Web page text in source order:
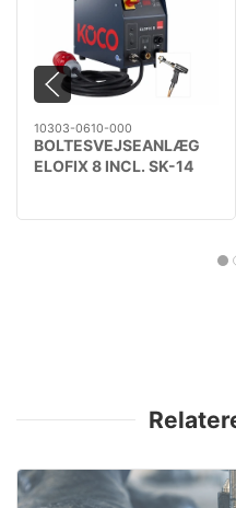
10303-0610-000
BOLTESVEJSEANLÆG
ELOFIX 8 INCL. SK-14